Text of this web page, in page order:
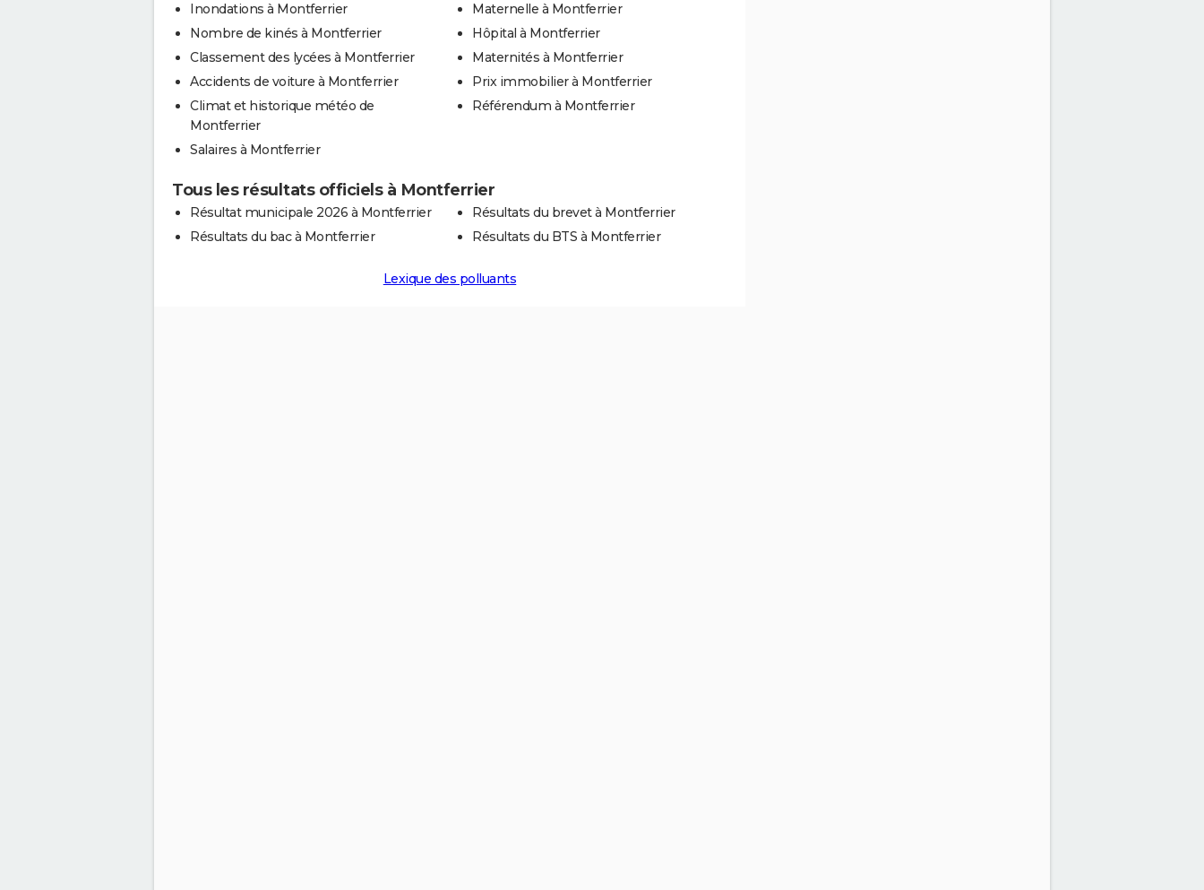
Inondations à Montferrier
Nombre de kinés à Montferrier
Classement des lycées à Montferrier
Accidents de voiture à Montferrier
Climat et historique météo de
Montferrier
Salaires à Montferrier
Maternelle à Montferrier
Hôpital à Montferrier
Maternités à Montferrier
Prix immobilier à Montferrier
Référendum à Montferrier
Tous les résultats officiels à Montferrier
Résultat municipale 2026 à Montferrier
Résultats du bac à Montferrier
Résultats du brevet à Montferrier
Résultats du BTS à Montferrier
Lexique des polluants